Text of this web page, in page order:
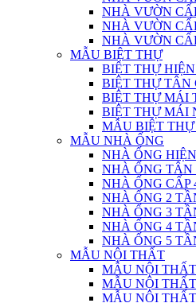
NHÀ VƯỜN
NHÀ VƯỜN
NHÀ VƯỜN
MẪU BIỆT THỰ
BIỆT THỰ
BIỆT THỰ TÂN
BIỆT THỰ MÁI
BIỆT THỰ MÁI
MẪU BIỆT
MẪU NHÀ ỐNG
NHÀ ỐNG
NHÀ ỐNG TÂN
NHÀ ỐNG CẤP
NHÀ ỐNG 2
NHÀ ỐNG 3
NHÀ ỐNG 4
NHÀ ỐNG 5
MẪU NỘI THẤT
MẪU NỘI
MẪU NỘI
MẪU NỘI